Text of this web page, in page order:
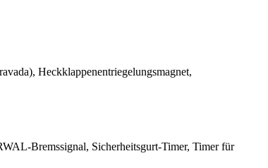
Heckklappenentriegelungsmagnet,
Bremssignal, Sicherheitsgurt-Timer, Timer für